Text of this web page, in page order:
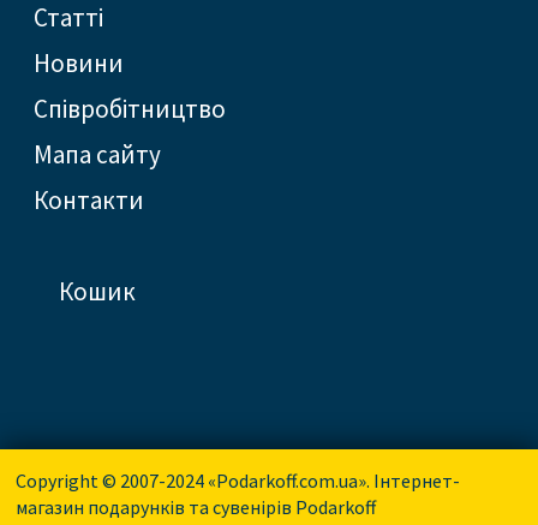
статті
новини
співробітництво
Мапа сайту
контакти
кошик
Copyright © 2007-2024 «Podarkoff.com.ua». Інтернет-
магазин подарунків та сувенірів Podarkoff